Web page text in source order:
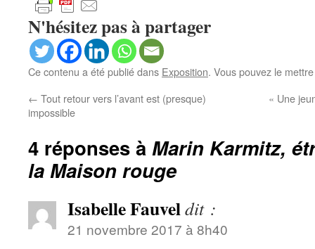
N'hésitez pas à partager
Ce contenu a été publié dans Exposition. Vous pouvez le
← Tout retour vers l’avant est (presque)
impossible
« Une
4 réponses à Marin Karmitz,
la Maison rouge
Isabelle Fauveldit :
21 novembre 2017 à 8h40